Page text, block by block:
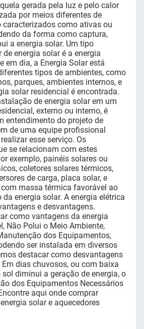
gerada pela luz e pelo calor
por meios diferentes de
caracterizados como ativas ou
da forma como captura,
a energia solar. Um tipo
energia solar é a energia
em dia, a Energia Solar está
tipos de ambientes, como
parques, ambientes internos, e
solar residencial é encontrada.
de energia solar em um
externo ou interno, é
entendimento do projeto de
de uma equipe profissional
esse serviço. Os
se relacionam com estes
exemplo, painéis solares ou
coletores solares térmicos,
de carga, placa solar, e
massa térmica favorável ao
energia solar. A energia elétrica
e desvantagens.
como vantagens da energia
Não Polui o Meio Ambiente,
dos Equipamentos,
ser instalada em diversos
destacar como desvantagens
dias chuvosos, ou com baixa
sol diminui a geração de energia, o
dos Equipamentos Necessários
aqui onde comprar
solar e aquecedores